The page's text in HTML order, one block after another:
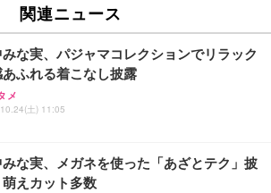
関連ニュース
な実、パジャマコレクションでリラック
ふれる着こなし披露
メ
土) 11:05
な実、メガネを使った「あざとテク」披
えカット多数